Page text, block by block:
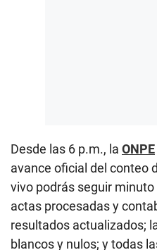
Desde las 6 p.m., la ONPE
avance oficial del conteo
vivo podrás seguir
actas procesadas y
resultados actualizados;
blancos y nulos; y todas